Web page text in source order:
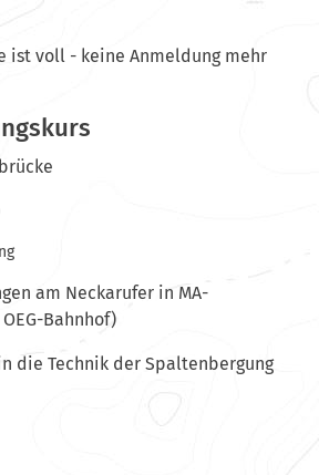
ist voll - keine Anmeldung mehr
am Neckarufer in MA-
Bahnhof)
die Technik der Spaltenbergung